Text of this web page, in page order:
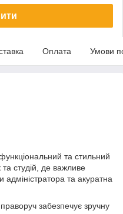
Оплата Умови
та стильний
та студій, де важливе
та акуратна
забезпечує зручну